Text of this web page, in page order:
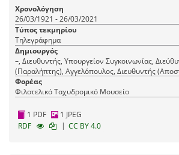
Χρονολόγηση
26/03/1921 - 26/03/2021
Τύπος τεκμηρίου
Τηλεγράφημα
Δημιουργός
–, Διευθυντής, Υπουργείον Συγκοινωνίας,
(Παραλήπτης), Αγγελόπουλος, Διευθυντής
Φορέας
Φιλοτελικό Ταχυδρομικό Μουσείο
1 PDF
1 JPEG
RDF
| CC BY 4.0